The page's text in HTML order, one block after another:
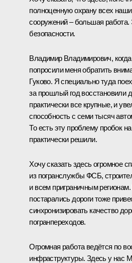
полноценную охрану всех
сооружений – большая
безопасности.
Владимир Владимирович,
попросили меня обратить
Гуково. Я специально туда
за прошлый год восстановили
практически все крупные, и
способность с семи тысяч
То есть эту проблему пробок
практически решили.
Хочу сказать здесь огромное
из погранслужбы ФСБ,
и всем приграничным
постарались дороги тоже
синхронизировать качество
погранпереходов.
Огромная работа ведётся по
инфраструктуры. Здесь у нас